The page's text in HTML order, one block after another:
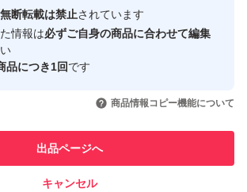
取り消す場合があります。
機種は
必ずお確かめのうえご入札ください。
の発送を予定しています。
ル資材を使用します。
上記内容すべてに同意いただいたものと
心・安全なユーザーです
引を完了させた実績があります
での取引実績があります
無断転載は禁止されています
情報は必ずご自身の商品に合わせて編集
品につき1回です
商品情報コピー機能について
出品ページへ
キャンセル